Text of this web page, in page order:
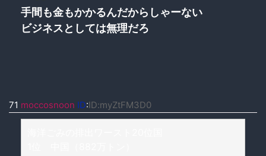
手間も金もかかるんだからしゃーない
ビジネスとしては無理だろ
71 moccosnoon ID:ID:myZtFM3D0